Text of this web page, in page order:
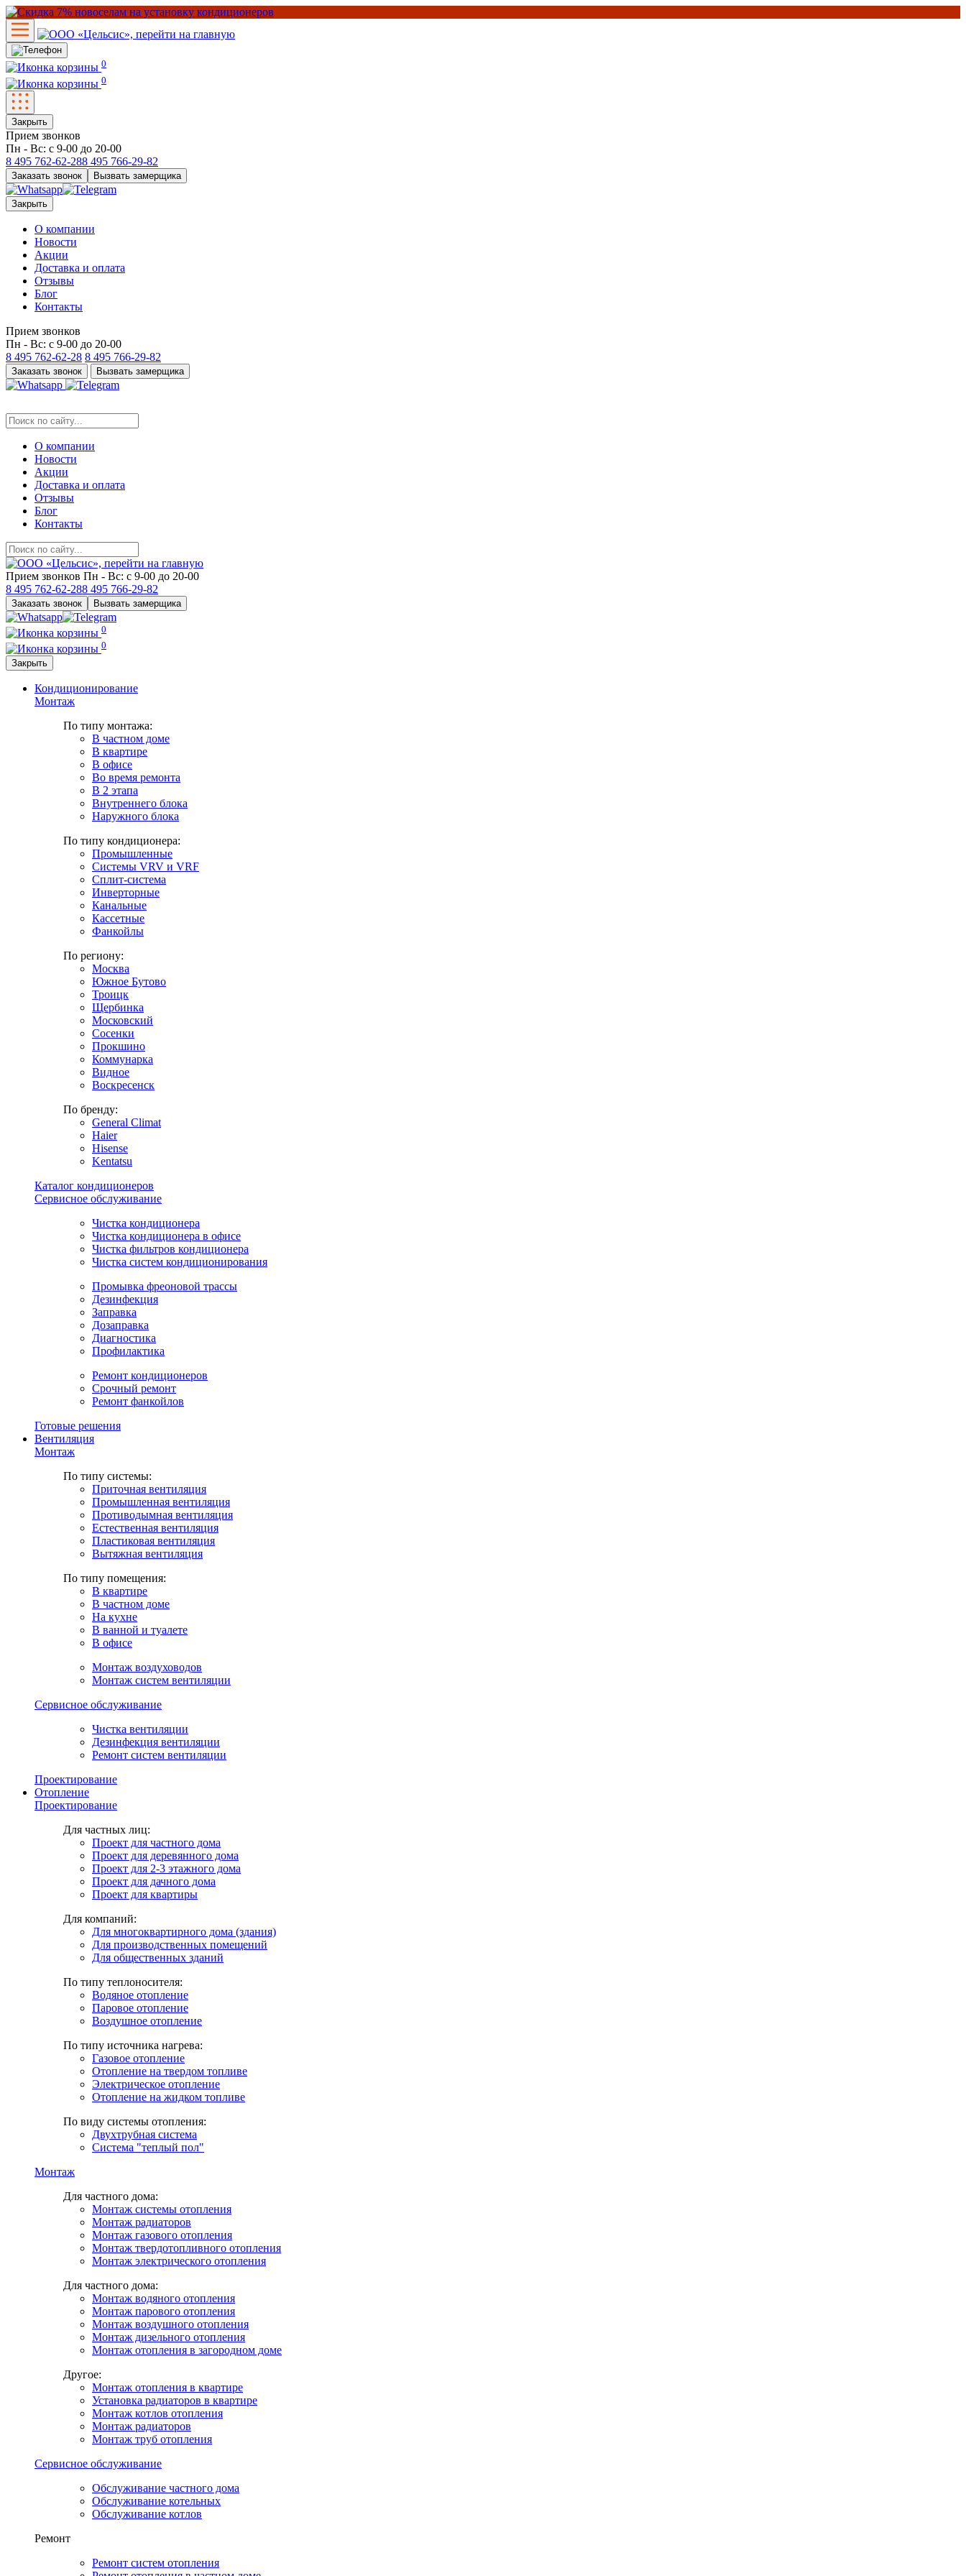
0
0
Закрыть
Прием звонков
Пн - Вс: с 9-00 до 20-00
8 495 762-62-288 495 766-29-82
Заказать звонок Вызвать замерщика
Закрыть
О компании
Новости
Акции
Доставка и оплата
Отзывы
Блог
Контакты
Прием звонков
Пн - Вс: с 9-00 до 20-00
8 495 762-62-28 8 495 766-29-82
Заказать звонок Вызвать замерщика
О компании
Новости
Акции
Доставка и оплата
Отзывы
Блог
Контакты
Прием звонков Пн - Вс: с 9-00 до 20-00
8 495 762-62-288 495 766-29-82
Заказать звонок Вызвать замерщика
0
0
Закрыть
Кондиционирование
Монтаж
По типу монтажа:
В частном доме
В квартире
В офисе
Во время ремонта
В 2 этапа
Внутреннего блока
Наружного блока
По типу кондиционера:
Промышленные
Системы VRV и VRF
Сплит-система
Инверторные
Канальные
Кассетные
Фанкойлы
По региону:
Москва
Южное Бутово
Троицк
Щербинка
Московский
Сосенки
Прокшино
Коммунарка
Видное
Воскресенск
По бренду:
General Climat
Haier
Hisense
Kentatsu
Каталог кондиционеров
Сервисное обслуживание
Чистка кондиционера
Чистка кондиционера в офисе
Чистка фильтров кондиционера
Чистка систем кондиционирования
Промывка фреоновой трассы
Дезинфекция
Заправка
Дозаправка
Диагностика
Профилактика
Ремонт кондиционеров
Срочный ремонт
Ремонт фанкойлов
Готовые решения
Вентиляция
Монтаж
По типу системы:
Приточная вентиляция
Промышленная вентиляция
Противодымная вентиляция
Естественная вентиляция
Пластиковая вентиляция
Вытяжная вентиляция
По типу помещения:
В квартире
В частном доме
На кухне
В ванной и туалете
В офисе
Монтаж воздуховодов
Монтаж систем вентиляции
Сервисное обслуживание
Чистка вентиляции
Дезинфекция вентиляции
Ремонт систем вентиляции
Проектирование
Отопление
Проектирование
Для частных лиц:
Проект для частного дома
Проект для деревянного дома
Проект для 2-3 этажного дома
Проект для дачного дома
Проект для квартиры
Для компаний:
Для многоквартирного дома (здания)
Для производственных помещений
Для общественных зданий
По типу теплоносителя:
Водяное отопление
Паровое отопление
Воздушное отопление
По типу источника нагрева:
Газовое отопление
Отопление на твердом топливе
Электрическое отопление
Отопление на жидком топливе
По виду системы отопления:
Двухтрубная система
Система "теплый пол"
Монтаж
Для частного дома:
Монтаж системы отопления
Монтаж радиаторов
Монтаж газового отопления
Монтаж твердотопливного отопления
Монтаж электрического отопления
Для частного дома:
Монтаж водяного отопления
Монтаж парового отопления
Монтаж воздушного отопления
Монтаж дизельного отопления
Монтаж отопления в загородном доме
Другое:
Монтаж отопления в квартире
Установка радиаторов в квартире
Монтаж котлов отопления
Монтаж радиаторов
Монтаж труб отопления
Сервисное обслуживание
Обслуживание частного дома
Обслуживание котельных
Обслуживание котлов
Ремонт
Ремонт систем отопления